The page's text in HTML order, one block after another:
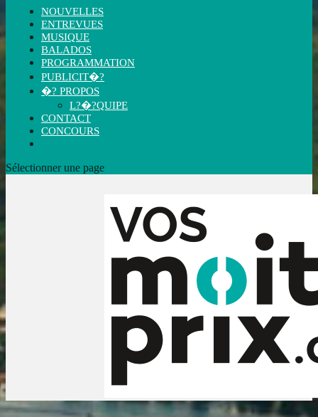
NOUVELLES
ENTREVUES
MUSIQUE
BALADOS
PROGRAMMATION
PUBLICIT�?
�? PROPOS
L?�?QUIPE
CONTACT
CONCOURS
Sélectionner une page